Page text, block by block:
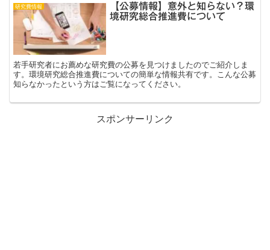
研究費情報
【公募情報】意外と知らない？環
境研究総合推進費について
若手研究者にお薦めな研究費の公募を見つけましたのでご紹介しま
す。環境研究総合推進費についての簡単な情報共有です。こんな公募
知らなかったという方はご覧になってください。
スポンサーリンク